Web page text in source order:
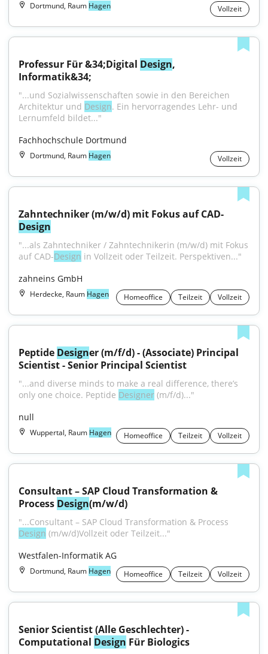
Dortmund, Raum Hagen Vollzeit
Professur Für &34;Digital Design,
Informatik&34;
"...und Sozialwissenschaften sowie in den Bereichen
Architektur und Design. Ein hervorragendes Lehr- und
Lernumfeld bildet..."
Fachhochschule Dortmund
Dortmund, Raum Hagen Vollzeit
Zahntechniker (m/w/d) mit Fokus auf CAD-
Design
"...als Zahntechniker / Zahntechnikerin (m/w/d) mit Fokus
auf CAD-Design in Vollzeit oder Teilzeit. Perspektiven..."
zahneins GmbH
Herdecke, Raum Hagen Homeoffice Teilzeit Vollzeit
Peptide Designer (m/f/d) - (Associate) Principal
Scientist - Senior Principal Scientist
"...and diverse minds to make a real difference, there’s
only one choice. Peptide Designer (m/f/d)..."
null
Wuppertal, Raum Hagen Homeoffice Teilzeit Vollzeit
Consultant – SAP Cloud Transformation &
Process Design(m/w/d)
Design (m⁠/⁠w⁠/⁠d)Vollzeit oder Teilzeit..."
Westfalen-Informatik AG
Dortmund, Raum Hagen Homeoffice Teilzeit Vollzeit
Senior Scientist (Alle Geschlechter) -
Computational Design Für Biologics